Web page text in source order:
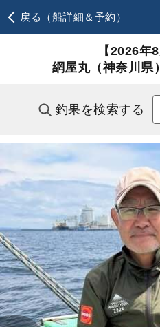
戻る（船詳細＆予約）
【2026年
網屋丸（神奈川県
釣果を検索する